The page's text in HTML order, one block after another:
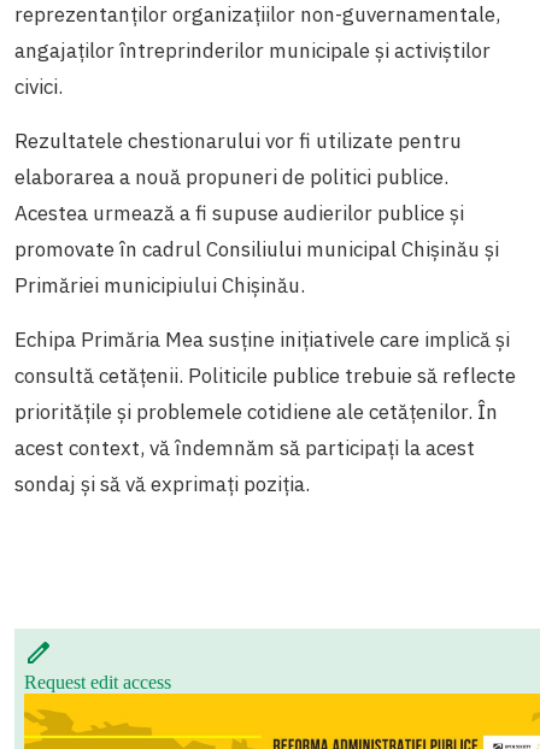
reprezentanților organizațiilor non-guvernamentale,
angajaților întreprinderilor municipale și activiștilor
civici.
Rezultatele chestionarului vor fi utilizate pentru
elaborarea a nouă propuneri de politici publice.
Acestea urmează a fi supuse audierilor publice și
promovate în cadrul Consiliului municipal Chișinău și
Primăriei municipiului Chișinău.
Echipa Primăria Mea susține inițiativele care implică și
consultă cetățenii. Politicile publice trebuie să reflecte
prioritățile și problemele cotidiene ale cetățenilor. În
acest context, vă îndemnăm să participați la acest
sondaj și să vă exprimați poziția.